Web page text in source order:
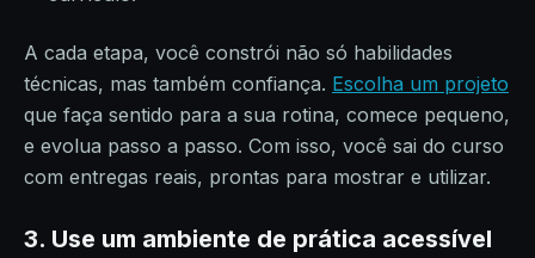
A cada etapa, você constrói não só habilidades
técnicas, mas também confiança. Escolha um projeto
que faça sentido para a sua rotina, comece pequeno,
e evolua passo a passo. Com isso, você sai do curso
com entregas reais, prontas para mostrar e utilizar.
3. Use um ambiente de prática acessível